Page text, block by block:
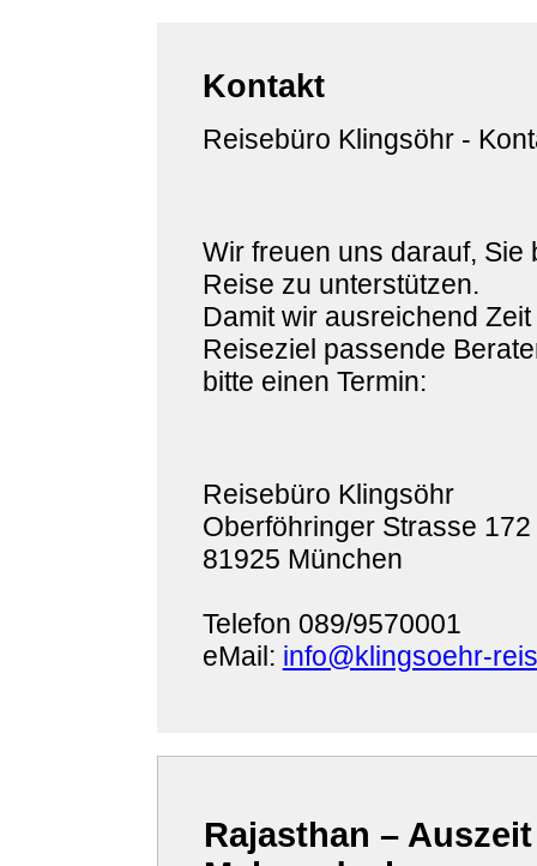
Kontakt
Reisebüro Klingsöhr -
Wir freuen uns darauf,
Reise zu unterstützen.
Damit wir ausreichend
Reiseziel passende
bitte einen Termin:
Reisebüro Klingsöhr
Oberföhringer Strasse 172
81925 München
Telefon 089/9570001
eMail: info@klingsoehr-
Rajasthan –